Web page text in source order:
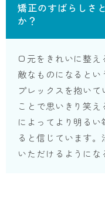
矯正のすばらしさ
か？
口元をきれいに整
敵なものになると
プレックスを抱い
ことで思いきり笑
によってより明る
ると信じています
いただけるようにな